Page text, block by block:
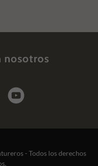
nosotros
- Todos los derechos